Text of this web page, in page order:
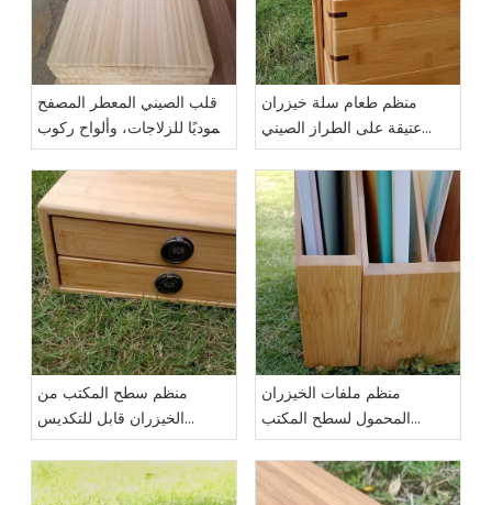
قلب الصيني المعطر المصفح
عموديًا للزلاجات، وألواح ركوب
الأمواج، وألواح التزلج
الشراعية، وألواح التزلج
منظم طعام سلة خيزران
عتيقة على الطراز الصيني
التقليدي
منظم سطح المكتب من
الخيزران قابل للتكديس
ومتعدد الوظائف
منظم ملفات الخيزران
المحمول لسطح المكتب
للاستخدام المكتبي